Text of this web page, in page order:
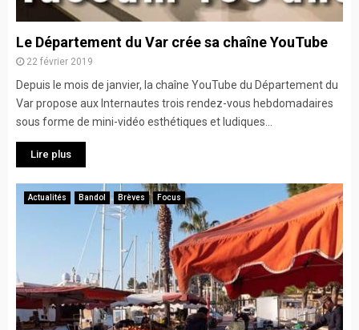
Le Département du Var crée sa chaîne YouTube
22 février 2019
Depuis le mois de janvier, la chaîne YouTube du Département du
Var propose aux Internautes trois rendez-vous hebdomadaires
sous forme de mini-vidéo esthétiques et ludiques...
Lire plus
Actualités Bandol Brèves Focus